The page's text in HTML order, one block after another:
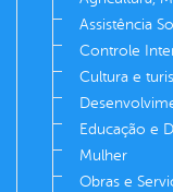
Assistência
Controle
Cultura e
Educação e
Mulher
Obras e